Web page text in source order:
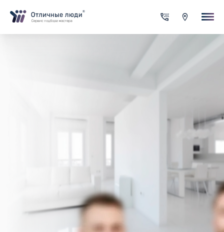
За каждый оформленный заказ вы получаете Cash-back на
счет
Опишите задачу